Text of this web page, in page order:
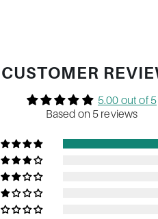
CUSTOMER
5.00 out of 5
Based on 5 reviews